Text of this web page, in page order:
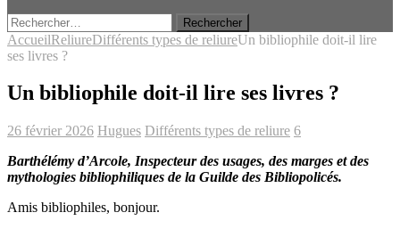
Rechercher :
AccueilReliureDifférents types de reliureUn bibliophile doit-il lire
ses livres ?
Un bibliophile doit-il lire ses livres ?
26 février 2026 Hugues Différents types de reliure 6
Barthélémy d’Arcole, Inspecteur des usages, des marges et des
mythologies bibliophiliques de la Guilde des Bibliopolicés.
Amis bibliophiles, bonjour.